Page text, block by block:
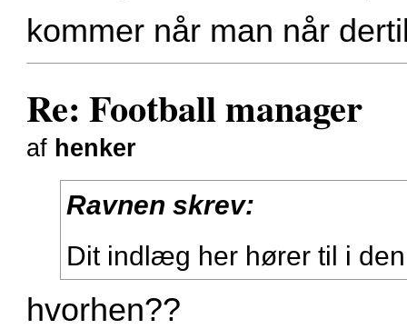
kommer når man når
Re: Football manager
af henker
Ravnen skrev:
Dit indlæg her hører til i
hvorhen??